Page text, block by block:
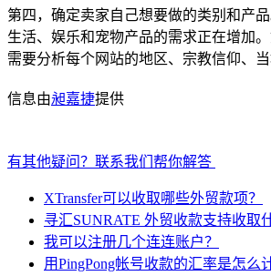
第四，确定卖家自己想要做的类别和产
生活、娱乐和宠物产品的需求正在增加
需要分析每个网站的地区、宗教信仰、当
信息由昶嘉捷提供
有其他疑问？联系我们帮你解答
XTransfer可以收取哪些外贸款项？
寻汇SUNRATE 外贸收款支持收取
我可以注册几个连连账户？
用PingPong帐号收款的汇率是怎么